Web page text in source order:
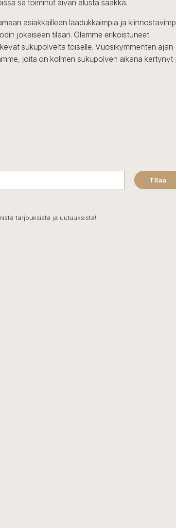
se toiminut aivan alusta saakka.
asiakkailleen laadukkaimpia ja
jokaiseen tilaan. Olemme erikoistuneet
sukupolvelta toiselle. Vuosikymmenten ajan
joita on kolmen sukupolven aikana kertynyt
Tilaa
tarjouksista ja uutuuksista!